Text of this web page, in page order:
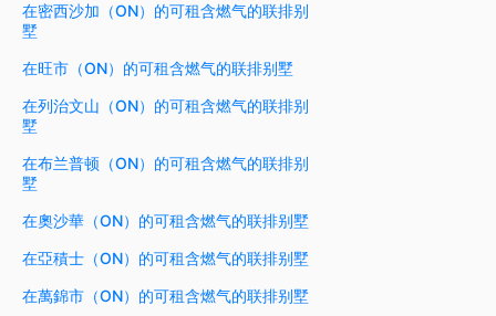
在密西沙加（ON）的可租含燃气的联排别
墅
在旺市（ON）的可租含燃气的联排别墅
在列治文山（ON）的可租含燃气的联排别
墅
在布兰普顿（ON）的可租含燃气的联排别
墅
在奧沙華（ON）的可租含燃气的联排别墅
在亞積士（ON）的可租含燃气的联排别墅
在萬錦市（ON）的可租含燃气的联排别墅